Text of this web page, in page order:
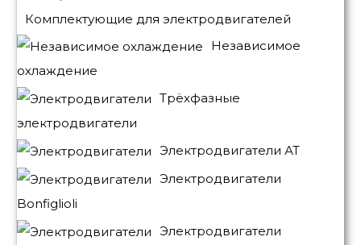
Комплектующие для электродвигателей
Независимое
охлаждение
Трёхфазные
электродвигатели
Электродвигатели АТ
Электродвигатели
Bonfiglioli
Электродвигатели